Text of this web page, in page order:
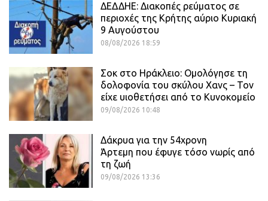
ΔΕΔΔΗΕ: Διακοπές ρεύματος σε
περιοχές της Κρήτης αύριο Κυριακή
9 Αυγούστου
08/08/2026 18:59
Σοκ στο Ηράκλειο: Ομολόγησε τη
δολοφονία του σκύλου Χανς – Τον
είχε υιοθετήσει από το Κυνοκομείο
09/08/2026 10:48
Δάκρυα για την 54χρονη
Άρτεμη που έφυγε τόσο νωρίς από
τη ζωή
09/08/2026 13:36